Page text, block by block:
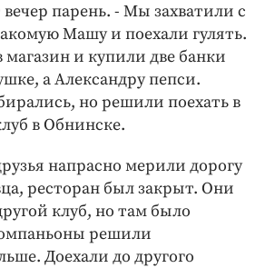
парень. - Мы захватили с
Машу и поехали гулять.
магазин и купили две банки
а Александру пепси.
но решили поехать в
в Обнинске.
напрасно мерили дорогу
ресторан был закрыт. Они
клуб, но там было
решили
Доехали до другого